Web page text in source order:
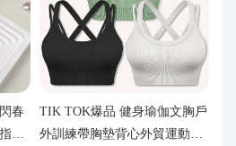
春
甲
TIK TOK爆品 健身瑜伽文胸戶
外訓練帶胸墊背心外貿運動瑜